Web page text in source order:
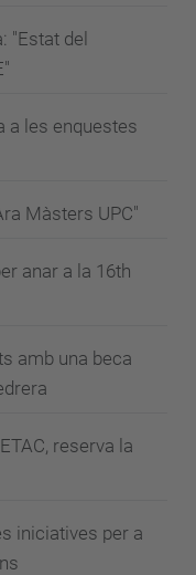
"Estat del
a les enquestes
Màsters UPC"
anar a la 16th
amb una beca
reserva la
iniciatives per a